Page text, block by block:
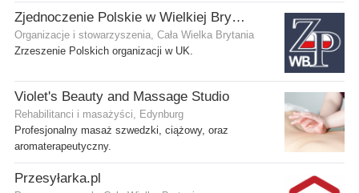
Zjednoczenie Polskie w Wielkiej Brytanii
Organizacje i stowarzyszenia, Cała Wielka Brytania
Zrzeszenie Polskich organizacji w UK.
Violet's Beauty and Massage Studio
Rehabilitanci i masażyści, Edynburg
Profesjonalny masaż szwedzki, ciążowy, oraz
aromaterapeutyczny.
Przesyłarka.pl